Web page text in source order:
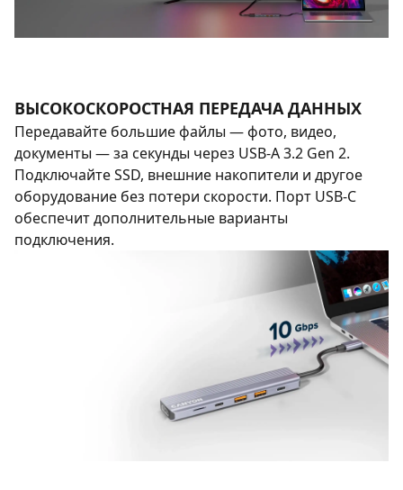
ВЫСОКОСКОРОСТНАЯ ПЕРЕДАЧА ДАННЫХ
Передавайте большие файлы — фото, видео,
документы — за секунды через USB-A 3.2 Gen 2.
Подключайте SSD, внешние накопители и другое
оборудование без потери скорости. Порт USB-C
обеспечит дополнительные варианты
подключения.